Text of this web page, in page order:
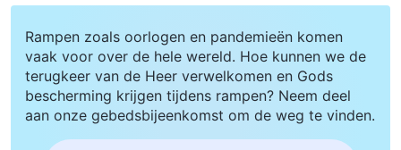
Rampen zoals oorlogen en pandemieën komen
vaak voor over de hele wereld. Hoe kunnen we de
terugkeer van de Heer verwelkomen en Gods
bescherming krijgen tijdens rampen? Neem deel
aan onze gebedsbijeenkomst om de weg te vinden.